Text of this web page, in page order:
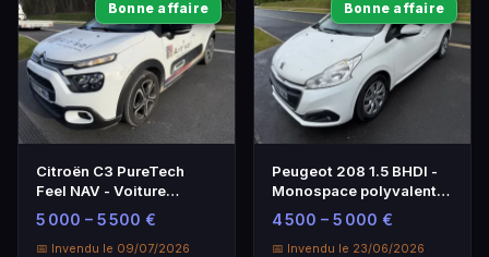
Bonne affaire
Citroën C3 PureTech
Feel NAV - Voiture
d'occasion 2023, faible
kilométrage
5 000 – 5 500 €
📅 Invendu le 09/07/2026
Bonne affaire
Peugeot 208 1.5 BHDI -
Monospace polyvalent
et économique
4 500 – 5 000 €
📅 Invendu le 23/06/2026